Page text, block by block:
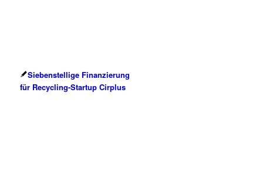
Siebenstellige Finanzierung
für Recycling-Startup Cirplus